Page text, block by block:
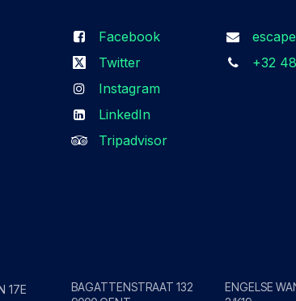
Facebook
Twitter
Instagram
LinkedIn
Tripadvisor
+32
17E
BAGATTENSTRAAT 132
ENGELSE